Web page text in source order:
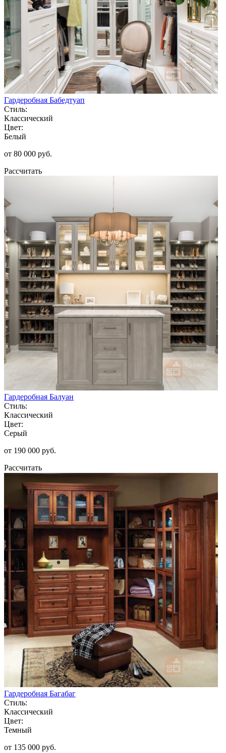
Гардеробная Бабедтуап
Стиль:
Классический
Цвет:
Белый
от 80 000 руб.
Рассчитать
Гардеробная Балуан
Стиль:
Классический
Цвет:
Серый
от 190 000 руб.
Рассчитать
Гардеробная Багабаг
Стиль:
Классический
Цвет:
Темный
от 135 000 руб.